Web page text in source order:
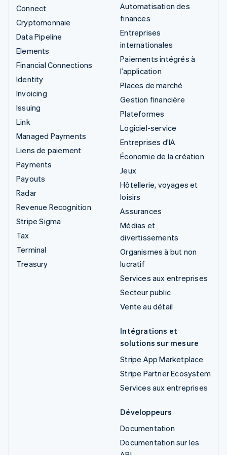
Connect
Cryptomonnaie
Data Pipeline
Elements
Financial Connections
Identity
Invoicing
Issuing
Link
Managed Payments
Liens de paiement
Payments
Payouts
Radar
Revenue Recognition
Stripe Sigma
Tax
Terminal
Treasury
Automatisation des
finances
Entreprises
internationales
Paiements intégrés à
l’application
Places de marché
Gestion financière
Plateformes
Logiciel-service
Entreprises d'IA
Économie de la création
Jeux
Hôtellerie, voyages et
loisirs
Assurances
Médias et
divertissements
Organismes à but non
lucratif
Services aux entreprises
Secteur public
Vente au détail
Intégrations et
solutions sur mesure
Stripe App Marketplace
Stripe Partner Ecosystem
Services aux entreprises
Développeurs
Documentation
Documentation sur les